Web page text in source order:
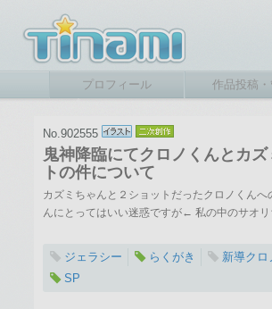
プロフィール 作品投稿・
No.902555
鬼神降臨にてクロノくんとカ
トの件について
カズミちゃんと２ショットだったクロノくん
んにとってはいい迷惑ですが← 私の中のサオ
ジェラシー らくがき 新導クロ
SP